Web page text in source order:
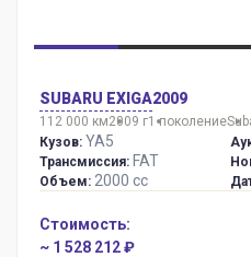
SUBARU EXIGA2009
112 000 км2009 г1 поколение
Кузов: YA5
Трансмиссия: FAT
Объем: 2000 сс
Стоимость:
~ 1 528 212 ₽